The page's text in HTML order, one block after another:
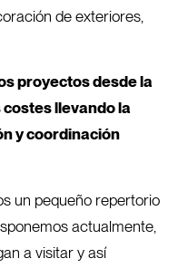
de exteriores,
proyectos desde la
llevando la
y coordinación
un pequeño repertorio
actualmente,
a visitar y así